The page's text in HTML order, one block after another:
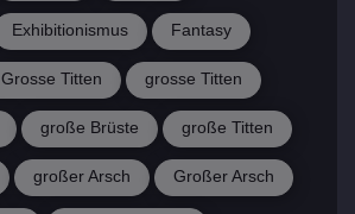
Exhibitionismus Fantasy
Grosse Titten grosse Titten
große Brüste große Titten
großer Arsch Großer Arsch